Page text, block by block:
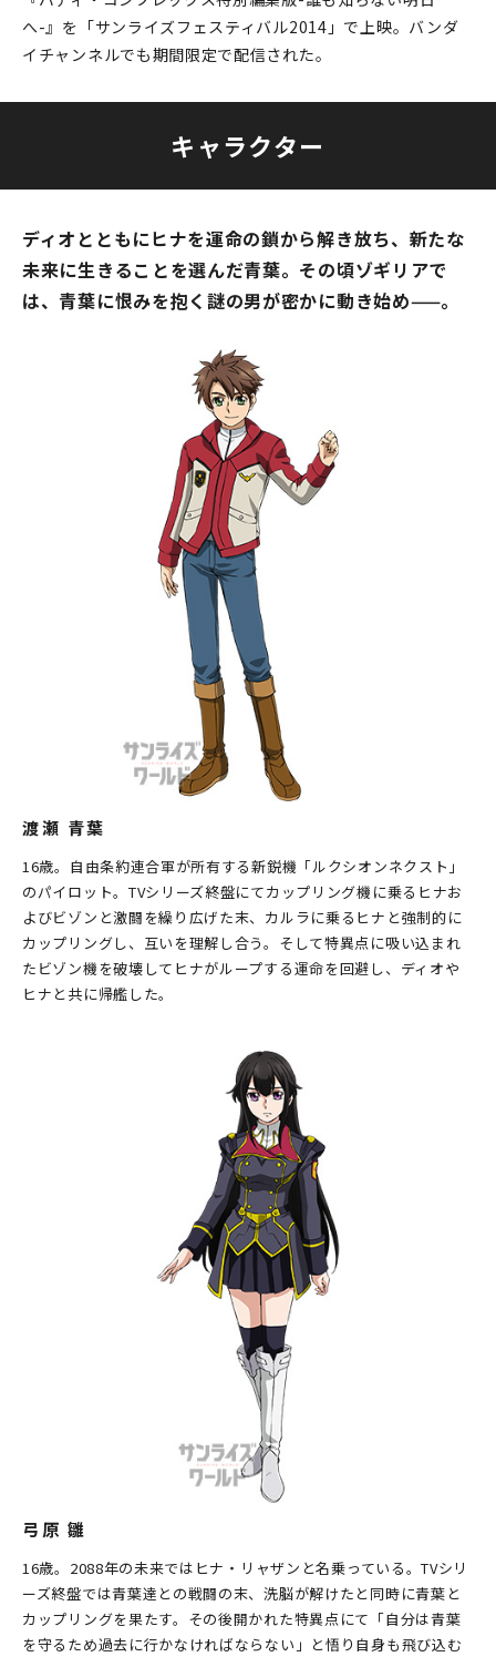
へ-』を「サンライズフェスティバル2014」で上映。バンダ
イチャンネルでも期間限定で配信された。
キャラクター
ディオとともにヒナを運命の鎖から解き放ち、新たな
未来に生きることを選んだ青葉。その頃ゾギリアで
は、青葉に恨みを抱く謎の男が密かに動き始め——。
渡瀬 青葉
16歳。自由条約連合軍が所有する新鋭機「ルクシオンネクスト」
のパイロット。TVシリーズ終盤にてカップリング機に乗るヒナお
よびビゾンと激闘を繰り広げた末、カルラに乗るヒナと強制的に
カップリングし、互いを理解し合う。そして特異点に吸い込まれ
たビゾン機を破壊してヒナがループする運命を回避し、ディオや
ヒナと共に帰艦した。
弓原 雛
16歳。2088年の未来ではヒナ・リャザンと名乗っている。TVシリ
ーズ終盤では青葉達との戦闘の末、洗脳が解けたと同時に青葉と
カップリングを果たす。その後開かれた特異点にて「自分は青葉
を守るため過去に行かなければならない」と悟り自身も飛び込む